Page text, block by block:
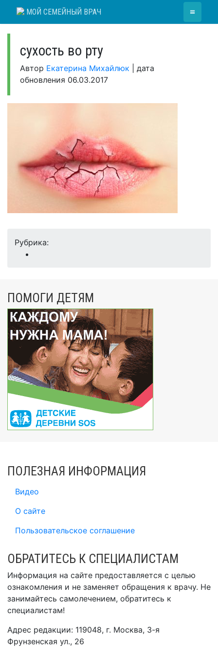
МОЙ СЕМЕЙНЫЙ ВРАЧ ≡
сухость во рту
Автор Екатерина Михайлюк
дата
обновления 06.03.2017
Рубрика:
ПОМОГИ ДЕТЯМ
ПОЛЕЗНАЯ ИНФОРМАЦИЯ
Видео
О сайте
Пользовательское соглашение
ОБРАТИТЕСЬ К СПЕЦИАЛИСТАМ
Информация на сайте предоставляется с целью
ознакомления и не заменяет обращения к врачу. Не
занимайтесь самолечением, обратитесь к
специалистам!
Адрес редакции: 119048, г. Москва, 3-я
Фрунзенская ул., 26